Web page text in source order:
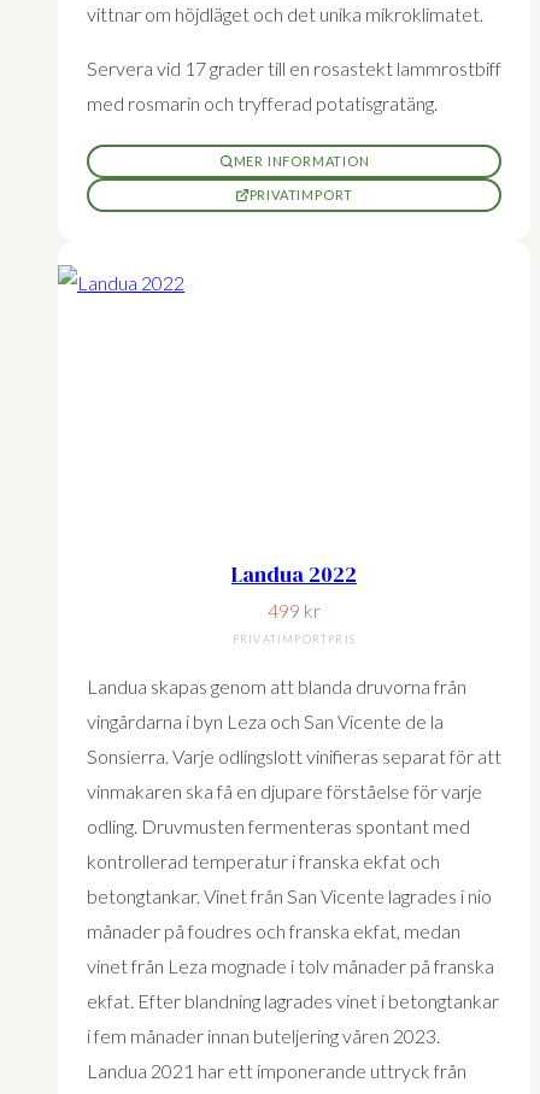
vittnar om höjdläget och det unika mikroklimatet.
Servera vid 17 grader till en rosastekt lammrostbiff
med rosmarin och tryfferad potatisgratäng.
MER INFORMATION
PRIVATIMPORT
Landua 2022
499 kr
PRIVATIMPORTPRIS
Landua skapas genom att blanda druvorna från
vingårdarna i byn Leza och San Vicente de la
Sonsierra. Varje odlingslott vinifieras separat för att
vinmakaren ska få en djupare förståelse för varje
odling. Druvmusten fermenteras spontant med
kontrollerad temperatur i franska ekfat och
betongtankar. Vinet från San Vicente lagrades i nio
månader på foudres och franska ekfat, medan
vinet från Leza mognade i tolv månader på franska
ekfat. Efter blandning lagrades vinet i betongtankar
i fem månader innan buteljering våren 2023.
Landua 2021 har ett imponerande uttryck från